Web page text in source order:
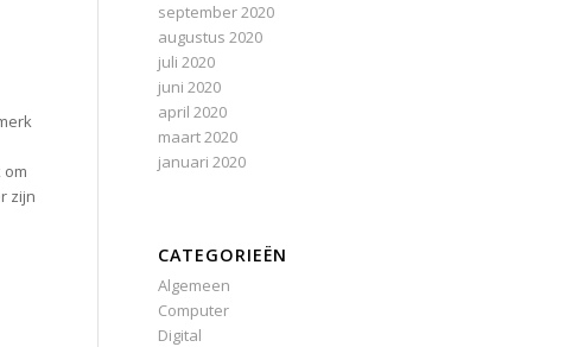
zijn
september 2020
augustus 2020
juli 2020
juni 2020
april 2020
maart 2020
januari 2020
CATEGORIEËN
Algemeen
Computer
Digital